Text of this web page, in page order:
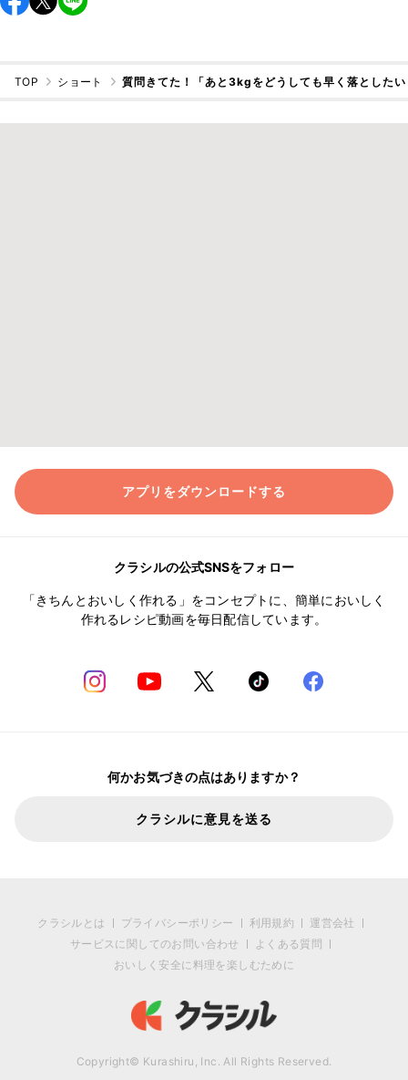
TOP ショート 質問きてた！「あと3kgをどうしても早く落としたい
アプリをダウンロードする
クラシルの公式SNSをフォロー
「きちんとおいしく作れる」をコンセプトに、簡単においしく
作れるレシピ動画を毎日配信しています。
何かお気づきの点はありますか？
クラシルに意見を送る
クラシルとは プライバシーポリシー 利用規約
運営会社
サービスに関してのお問い合わせ
よくある質問
おいしく安全に料理を楽しむために
Copyright© Kurashiru, Inc. All Rights Reserved.